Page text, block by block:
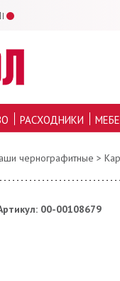
РАСХОДНИКИ
чернографитные >
00-00108679